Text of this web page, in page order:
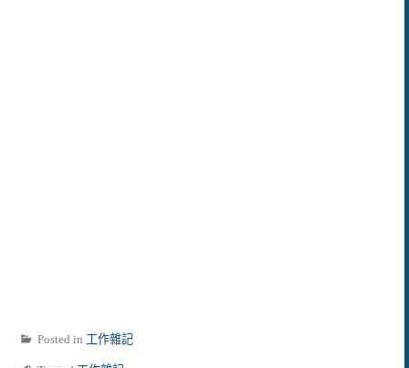
Posted in 工作雜記